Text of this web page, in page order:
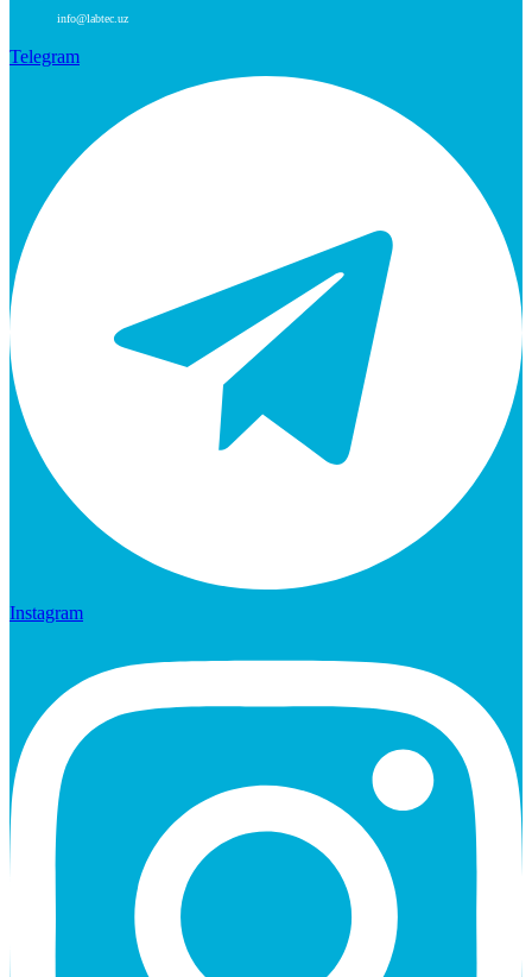
info@labtec.uz
Telegram
Instagram